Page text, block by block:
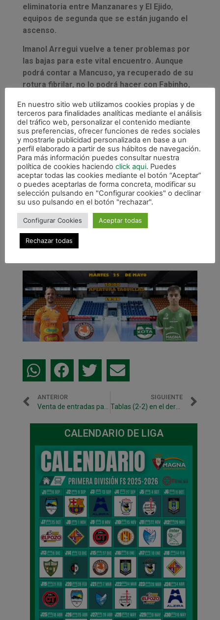
eliminatoria entre Manzanares y El Ejido,
equipos de segunda que se están jugando el
ascenso.
Imanol Arregui vuelve a tener problemas por
las bajas para este vital encuentro. Aunque
podrá contar a Mancuso, ya recuperado de su
rotura fibrilar, no lo podrá hacer con Fabinho,
anterior en su rodilla derecha y tampoco con
Juninho, uno de los jugadores más en forma
en la segunda vuelta, pues sufrió una rotura
de fibras en el aductor de su pierna izquierda
en el partido ante Fútbol Emotion Zaragoza, ni
con Aitor, con una luxación en su hombro.
Como es habitual, las últimas entradas hasta
completar el aforo permitido por Sanidad
del partido, desde las 19 horas en la taquilla
del Pabellón Anaitasuna. Los abonados podrán
acceder directamente con la tarjeta a su lugar
ANTERIOR
Venta de entradas para los partidos ante Aspil Jumpers y Movistar Inter, exclusivas para abonados
SIGUIENTE
Tablas (2-2) en el derbi navarro
CALENDARIO DE LIGA
En nuestro sitio web utilizamos cookies propias y de
terceros para finalidades analíticas mediante el análisis
del tráfico web, personalizar el contenido mediante
sus preferencias, ofrecer funciones de redes sociales
y mostrarle publicidad personalizada en base a un
perfil elaborado a partir de sus hábitos de navegación.
Para más información puedes consultar nuestra
política de cookies haciendo click aqui. Puedes
aceptar todas las cookies mediante el botón “Aceptar”
o puedes aceptarlas de forma concreta, modificar su
selección pulsando en "Configurar cookies" o declinar
su uso pulsando en el botón "rechazar".
Configurar Cookies Aceptar todas
Rechazar todas